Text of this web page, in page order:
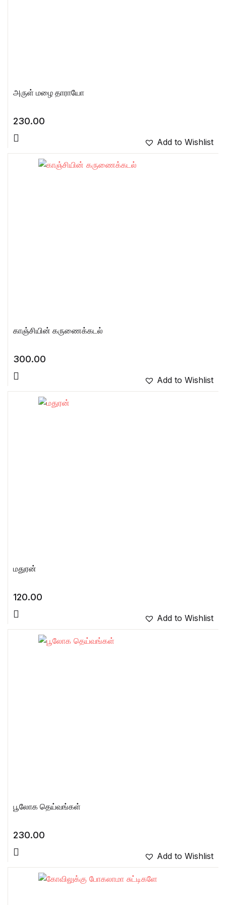
அருள் மழை தாராயோ
230.00
Add to Wishlist
காஞ்சியின் கருணைக்கடல்
300.00
Add to Wishlist
மதுரன்
120.00
Add to Wishlist
பூலோக தெய்வங்கள்
230.00
Add to Wishlist